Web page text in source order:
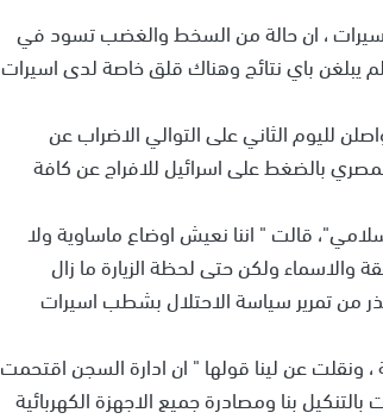
، ان حالة من السخط والغضب تسود في
باي نتائج وهناك قلق خاصة لدى اسيرات
لليوم الثاني على التوالي الاضراب عن
بالضغط على اسرائيل للافراج عن كافة
الاسلامي"، قالت " اننا نعيش اوضاع ماساوية ولا
والاسماء ولكن حتى لحظة الزيارة ما زال
من تمرير سياسة الاحتلال بشطب اسيرات
عن لينا قولها " ان ادارة السجن اقتحمت
بنا ومصادرة جميع الاجهزة الكهربائية